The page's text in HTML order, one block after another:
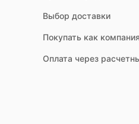
Выбор доставки
Покупать как компания
Оплата через